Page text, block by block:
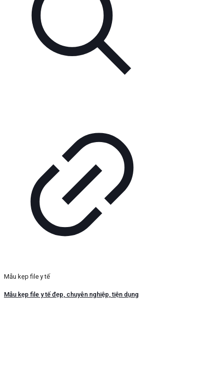
Mẫu kẹp file y tế
Mẫu kẹp file y tế đẹp, chuyên nghiệp, tiện dụng